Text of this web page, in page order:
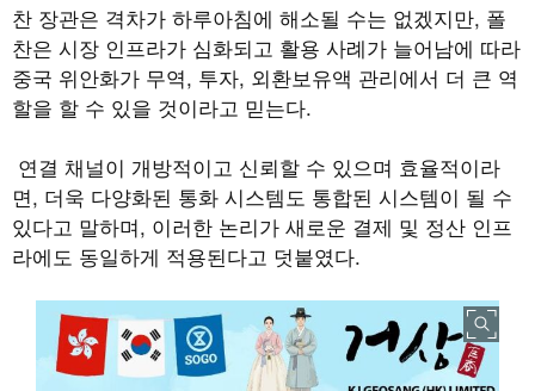
찬 장관은 격차가 하루아침에 해소될 수는 없겠지만, 폴
찬은 시장 인프라가 심화되고 활용 사례가 늘어남에 따라
중국 위안화가 무역, 투자, 외환보유액 관리에서 더 큰 역
할을 할 수 있을 것이라고 믿는다.
연결 채널이 개방적이고 신뢰할 수 있으며 효율적이라
면, 더욱 다양화된 통화 시스템도 통합된 시스템이 될 수
있다고 말하며, 이러한 논리가 새로운 결제 및 정산 인프
라에도 동일하게 적용된다고 덧붙였다.